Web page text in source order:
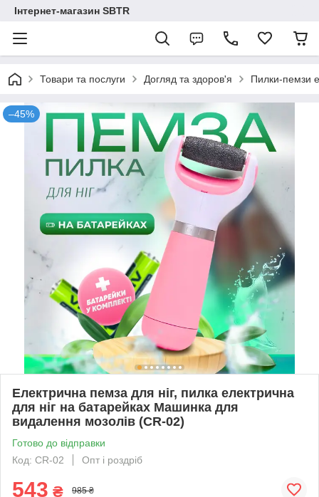
Інтернет-магазин SBTR
Товари та послуги Догляд та здоров'я Пилки-пемзи
–45%
Електрична пемза для ніг, пилка електрична
для ніг на батарейках Машинка для
видалення мозолів (CR-02)
Готово до відправки
Код: CR-02
Опт і роздріб
543 ₴ 985 ₴